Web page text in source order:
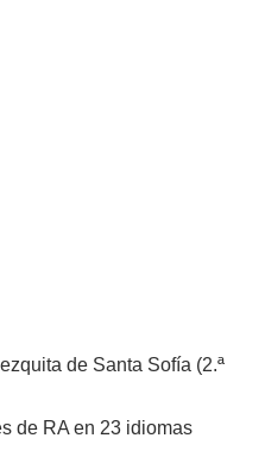
de Santa Sofía (2.ª
de RA en 23 idiomas